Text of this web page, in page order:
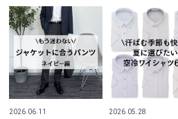
2026.06.11
2026.05.28